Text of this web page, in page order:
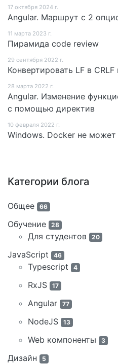
17 октября 2024 г.
Angular. Маршрут c 2
11 мартa 2023 г.
Пирамида code review
29 сентября 2022 г.
Конвертировать LF в
28 мартa 2022 г.
Angular. Изменение
с помощью директив
10 февраля 2022 г.
Windows. Docker не может
Категории блога
Общее 66
Обучение 28
Для студентов 20
JavaScript 46
Typescript 4
RxJS 17
Angular 77
NodeJS 13
Web компоненты 3
Дизайн 5